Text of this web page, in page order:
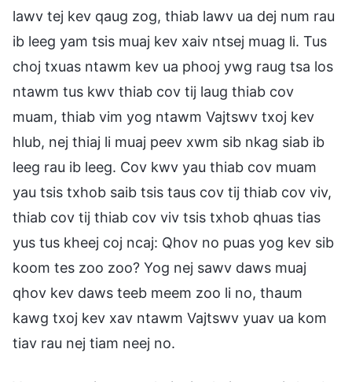
lawv tej kev qaug zog, thiab lawv ua dej num rau
ib leeg yam tsis muaj kev xaiv ntsej muag li. Tus
choj txuas ntawm kev ua phooj ywg raug tsa los
ntawm tus kwv thiab cov tij laug thiab cov
muam, thiab vim yog ntawm Vajtswv txoj kev
hlub, nej thiaj li muaj peev xwm sib nkag siab ib
leeg rau ib leeg. Cov kwv yau thiab cov muam
yau tsis txhob saib tsis taus cov tij thiab cov viv,
thiab cov tij thiab cov viv tsis txhob qhuas tias
yus tus kheej coj ncaj: Qhov no puas yog kev sib
koom tes zoo zoo? Yog nej sawv daws muaj
qhov kev daws teeb meem zoo li no, thaum
kawg txoj kev xav ntawm Vajtswv yuav ua kom
tiav rau nej tiam neej no.